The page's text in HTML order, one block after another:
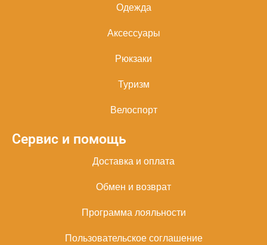
Одежда
Аксессуары
Рюкзаки
Туризм
Велоспорт
Сервис и помощь
Доставка и оплата
Обмен и возврат
Программа лояльности
Пользовательское соглашение